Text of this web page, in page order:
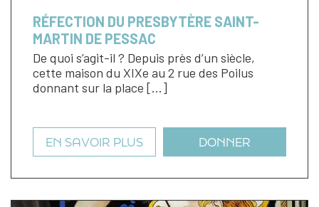
RÉFECTION DU PRESBYTÈRE SAINT-
MARTIN DE PESSAC
De quoi s’agit-il ? Depuis près d’un siècle,
cette maison du XIXe au 2 rue des Poilus
donnant sur la place […]
EN SAVOIR PLUS DONNER